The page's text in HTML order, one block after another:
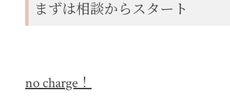
まずは相談からスタート
no charge！